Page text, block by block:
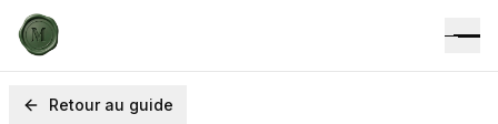
Retour au guide